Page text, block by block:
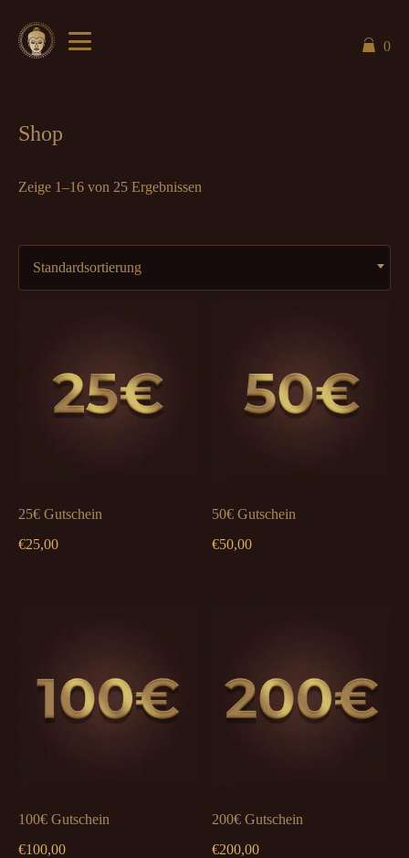
0
Shop
Zeige 1–16 von 25 Ergebnissen
Standardsortierung
25€ Gutschein
€25,00
50€ Gutschein
€50,00
100€ Gutschein
€100,00
200€ Gutschein
€200,00